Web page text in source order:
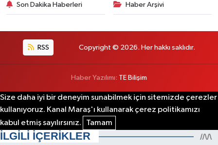
Son Dakika Haberleri Haber Arşivi
RSS Copyright © 2026. Her hakkı saklıdır.
Haber Yazılımı: TE Bilişim
Size daha iyi bir deneyim sunabilmek için sitemizde çerezler
kullanıyoruz. Kanal Maraş'ı kullanarak çerez politikamızı
kabul etmiş sayılırsınız.
Tamam